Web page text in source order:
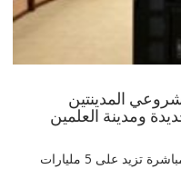
المدينتين
ومدينة العلمين
ينفذهما تحالف عالمي باستثمارات أجنبية مباشرة تزيد على 5 مليارات